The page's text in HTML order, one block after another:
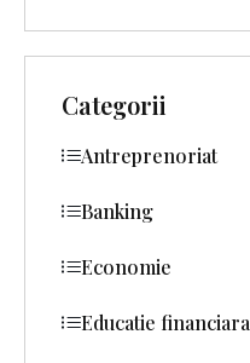
Categorii
Antreprenoriat
Banking
Economie
Educatie financiara